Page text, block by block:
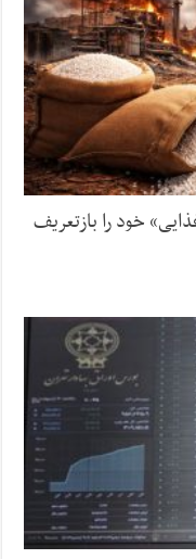
خود را بازتعریف